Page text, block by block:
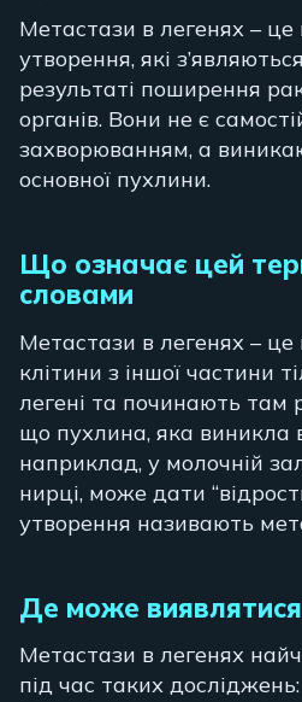
Метастази в легенях – це
утворення, які
результаті поширення
органів. Вони не є
захворюванням, а
основної пухлини.
Що означає цей
словами
Метастази в легенях – це
клітини з іншої частини
легені та починають там
що пухлина, яка виникла
наприклад, у молочній
нирці, може дати
утворення називають
Де може виявлятися
Метастази в легенях
під час таких досліджень: